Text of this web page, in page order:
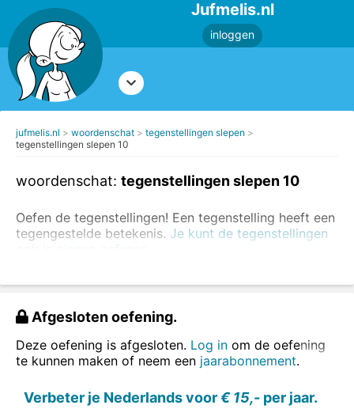
Jufmelis.nl
inloggen
jufmelis.nl woordenschat
tegenstellingen slepen
tegenstellingen slepen 10
woordenschat: tegenstellingen slepen 10
Oefen de tegenstellingen! Een tegenstelling heeft een
tegengestelde betekenis. Je kunt de tegenstellingen
ook in zinnen oefenen.
zwart - wit
komen - gaan
Sleep de tegenstellingen naar de juiste plaats.
Afgesloten oefening.
Deze oefening is afgesloten. Log in om de oefening
te kunnen maken of neem een jaarabonnement.
Verbeter je Nederlands voor€ 15,- per jaar.